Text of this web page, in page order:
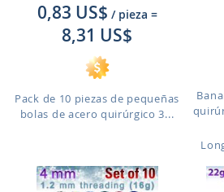
0,83 US$ / pieza =
8,31 US$
Pack de 10 piezas de pequeñas
bolas de acero quirúrgico 3...